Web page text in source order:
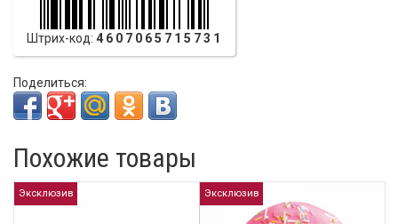
Штрих-код: 4607065715731
Поделиться:
Похожие товары
Эксклюзив Эксклюзив